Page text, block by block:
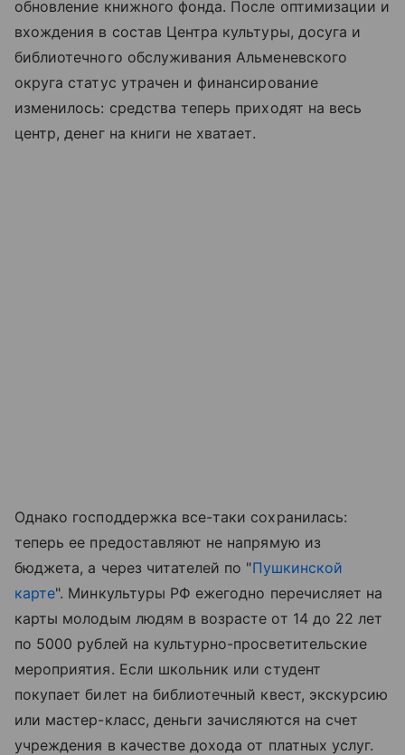
обновление книжного фонда. После оптимизации и
вхождения в состав Центра культуры, досуга и
библиотечного обслуживания Альменевского
округа статус утрачен и финансирование
изменилось: средства теперь приходят на весь
центр, денег на книги не хватает.
Однако господдержка все-таки сохранилась:
теперь ее предоставляют не напрямую из
бюджета, а через читателей по "Пушкинской
карте". Минкультуры РФ ежегодно перечисляет на
карты молодым людям в возрасте от 14 до 22 лет
по 5000 рублей на культурно-просветительские
мероприятия. Если школьник или студент
покупает билет на библиотечный квест, экскурсию
или мастер-класс, деньги зачисляются на счет
учреждения в качестве дохода от платных услуг.